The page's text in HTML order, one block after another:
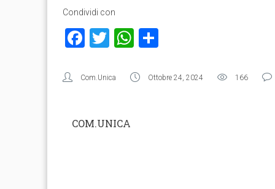
Condividi con
Facebook
TwitterWhatsApp
Com.Unica Ottobre 24, 2024 166
COM.UNICA